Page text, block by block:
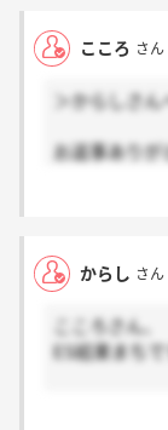
こころ さん
＞からしさん
お返事あり
からし さん
こころさん、
ES結果まち